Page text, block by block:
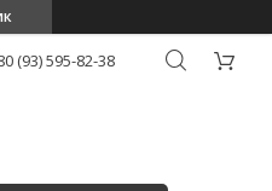
(93) 595-82-38